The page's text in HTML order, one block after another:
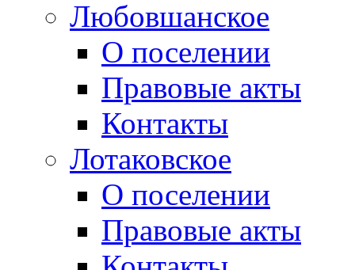
Любовшанское
О поселении
Правовые акты
Контакты
Лотаковское
О поселении
Правовые акты